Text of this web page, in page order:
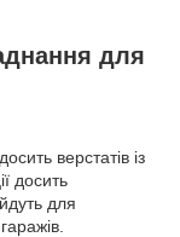
для
верстатів із
досить
для